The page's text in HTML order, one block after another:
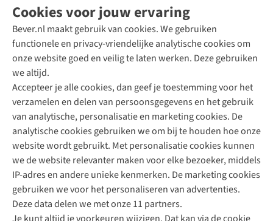
Cookies voor jouw ervaring
Bever.nl maakt gebruik van cookies. We gebruiken
functionele en privacy-vriendelijke analytische cookies om
onze website goed en veilig te laten werken. Deze gebruiken
we altijd.
Accepteer je alle cookies, dan geef je toestemming voor het
verzamelen en delen van persoonsgegevens en het gebruik
van analytische, personalisatie en marketing cookies. De
analytische cookies gebruiken we om bij te houden hoe onze
website wordt gebruikt. Met personalisatie cookies kunnen
we de website relevanter maken voor elke bezoeker, middels
IP-adres en andere unieke kenmerken. De marketing cookies
gebruiken we voor het personaliseren van advertenties.
Deze data delen we met onze 11 partners.
Direct advies van een Buitenexpert
+31 (0)85 888 50 88
+31 6 12 28 49 80
Contactformulier